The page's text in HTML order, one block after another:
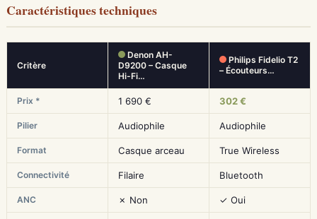
Caractéristiques techniques
Critère
Denon AH-
D9200 – Casque
Hi-Fi…
Philips Fidelio T2
– Écouteurs…
Prix * 1 690 € 302 €
Pilier Audiophile Audiophile
Format Casque arceau True Wireless
Connectivité Filaire Bluetooth
ANC ✗ Non ✓ Oui